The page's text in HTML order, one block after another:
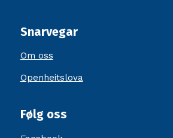
Snarvegar
Om oss
Openheitslova
Følg oss